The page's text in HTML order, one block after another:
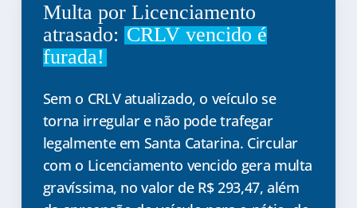
Multa por Licenciamento
atrasado: CRLV vencido é
furada!
Sem o CRLV atualizado, o veículo se
torna irregular e não pode trafegar
legalmente em Santa Catarina. Circular
com o Licenciamento vencido gera multa
gravíssima, no valor de R$ 293,47, além